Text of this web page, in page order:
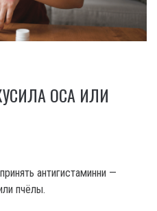
ОСА ИЛИ
антигистаминни —
пчёлы.